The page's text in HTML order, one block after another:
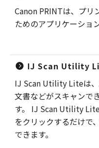
Canon PRINTは、プリ
ためのアプリケーショ
IJ Scan Utility
IJ Scan Utility Liteは
文書などがスキャンで
す。 IJ Scan Utility
をクリックするだけで
できます。